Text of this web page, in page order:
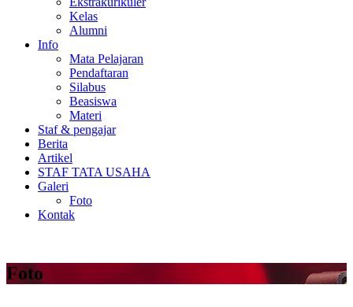
Kelas
Alumni
Info
Mata Pelajaran
Pendaftaran
Silabus
Beasiswa
Materi
Staf & pengajar
Berita
Artikel
STAF TATA USAHA
Galeri
Foto
Kontak
Foto